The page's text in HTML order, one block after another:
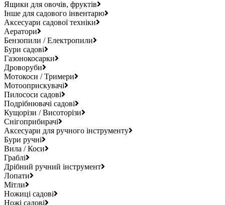
Ящики для овочів, фруктів
Інше для садового інвентарю
Аксесуари садової техніки
Аератори
Бензопили / Електропили
Бури садові
Газонокосарки
Дроворуби
Мотокоси / Тримери
Мотооприскувачі
Пилососи садові
Подрібнювачі садові
Кущорізи / Висоторізи
Снігоприбирачі
Аксесуари для ручного інструменту
Бури ручні
Вила / Коси
Граблі
Дрібний ручний інструмент
Лопати
Мітли
Ножиці садові
Ножі садові